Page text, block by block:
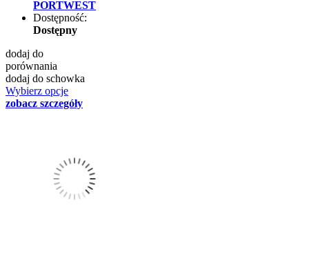
PORTWEST
Dostępność:
Dostępny
dodaj do
porównania
dodaj do schowka
Wybierz opcje
zobacz szczegóły